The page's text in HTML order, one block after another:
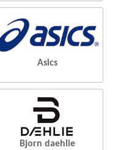
Asics
Bjorn daehlie